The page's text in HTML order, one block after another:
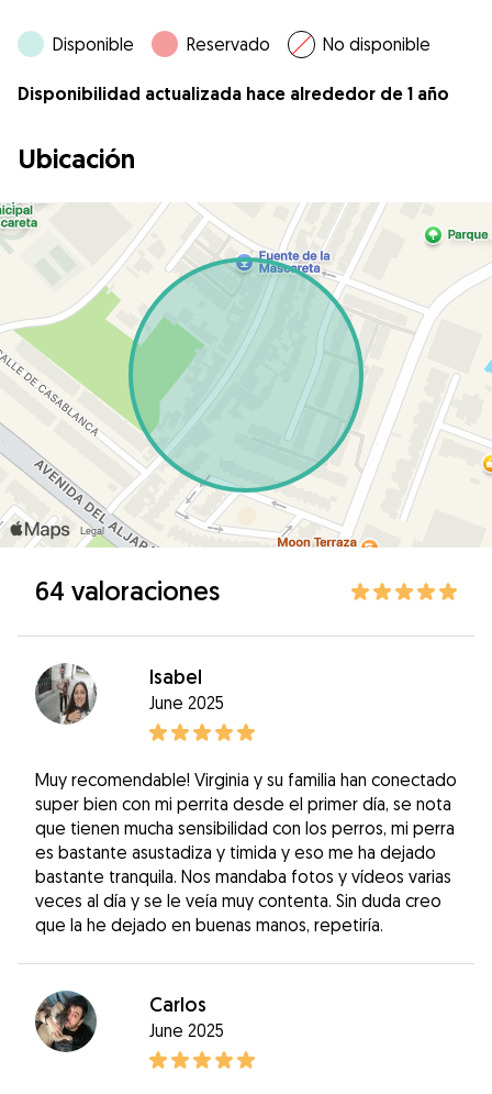
Disponible Reservado No disponible
Disponibilidad actualizada hace alrededor de 1 año
Ubicación
64 valoraciones
Isabel
June 2025
Muy recomendable! Virginia y su familia han conectado
super bien con mi perrita desde el primer día, se nota
que tienen mucha sensibilidad con los perros, mi perra
es bastante asustadiza y timida y eso me ha dejado
bastante tranquila. Nos mandaba fotos y vídeos varias
veces al día y se le veía muy contenta. Sin duda creo
que la he dejado en buenas manos, repetiría.
Carlos
June 2025